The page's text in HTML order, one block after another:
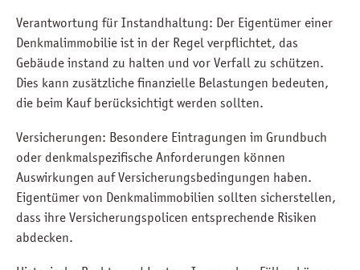
Verantwortung für Instandhaltung: Der Eigentümer einer
Denkmalimmobilie ist in der Regel verpflichtet, das
Gebäude instand zu halten und vor Verfall zu schützen.
Dies kann zusätzliche finanzielle Belastungen bedeuten,
die beim Kauf berücksichtigt werden sollten.
Versicherungen: Besondere Eintragungen im Grundbuch
oder denkmalspezifische Anforderungen können
Auswirkungen auf Versicherungsbedingungen haben.
Eigentümer von Denkmalimmobilien sollten sicherstellen,
dass ihre Versicherungspolicen entsprechende Risiken
abdecken.